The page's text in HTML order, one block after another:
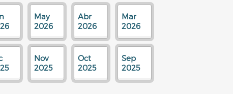
May
2026
Abr
2026
Mar
2026
Nov
2025
Oct
2025
Sep
2025